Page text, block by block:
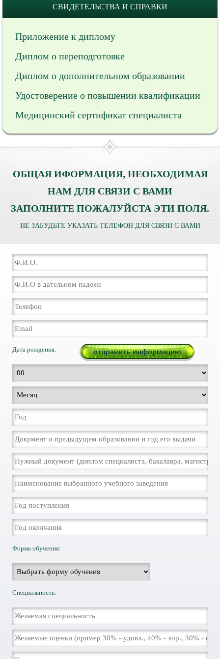
СВИДЕТЕЛЬСТВА И СПРАВКИ
Приложение к диплому
Диплом о переподготовке
Диплом о дополнительном образовании
Удостоверение о повышении квалификации
Медицинский сертификат специалиста
ОБЩАЯ ИФОРМАЦИЯ, НЕОБХОДИМАЯ
НАМ ДЛЯ СВЯЗИ С ВАМИ
ЗАПОЛНИТЕ ПОЖАЛУЙСТА ЭТИ ПОЛЯ.
НЕ ЗАБУДЬТЕ УКАЗАТЬ ТЕЛЕФОН ДЛЯ СВЯЗИ С ВАМИ
Дата рождения:
Форма обучения:
Специальность: